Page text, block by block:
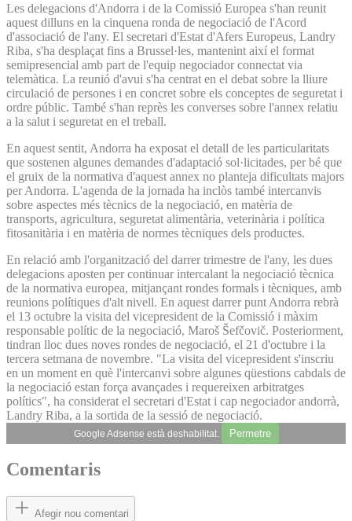
Les delegacions d'Andorra i de la Comissió Europea s'han reunit
aquest dilluns en la cinquena ronda de negociació de l'Acord
d'associació de l'any. El secretari d'Estat d'Afers Europeus, Landry
Riba, s'ha desplaçat fins a Brussel·les, mantenint així el format
semipresencial amb part de l'equip negociador connectat via
telemàtica. La reunió d'avui s'ha centrat en el debat sobre la lliure
circulació de persones i en concret sobre els conceptes de seguretat i
ordre públic. També s'han reprès les converses sobre l'annex relatiu
a la salut i seguretat en el treball.
En aquest sentit, Andorra ha exposat el detall de les particularitats
que sostenen algunes demandes d'adaptació sol·licitades, per bé que
el gruix de la normativa d'aquest annex no planteja dificultats majors
per Andorra. L'agenda de la jornada ha inclòs també intercanvis
sobre aspectes més tècnics de la negociació, en matèria de
transports, agricultura, seguretat alimentària, veterinària i política
fitosanitària i en matèria de normes tècniques dels productes.
En relació amb l'organització del darrer trimestre de l'any, les dues
delegacions aposten per continuar intercalant la negociació tècnica
de la normativa europea, mitjançant rondes formals i tècniques, amb
reunions polítiques d'alt nivell. En aquest darrer punt Andorra rebrà
el 13 octubre la visita del vicepresident de la Comissió i màxim
responsable polític de la negociació, Maroš Šefčovič. Posteriorment,
tindran lloc dues noves rondes de negociació, el 21 d'octubre i la
tercera setmana de novembre. "La visita del vicepresident s'inscriu
en un moment en què l'intercanvi sobre algunes qüestions cabdals de
la negociació estan força avançades i requereixen arbitratges
polítics", ha considerat el secretari d'Estat i cap negociador andorrà,
Landry Riba, a la sortida de la sessió de negociació.
Google Adsense està deshabilitat. Permetre
Comentaris
Afegir nou comentari